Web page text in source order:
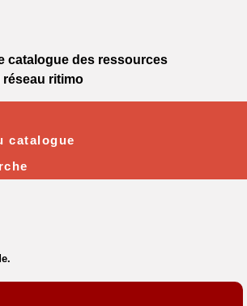
catalogue des ressources
ritimo
catalogue